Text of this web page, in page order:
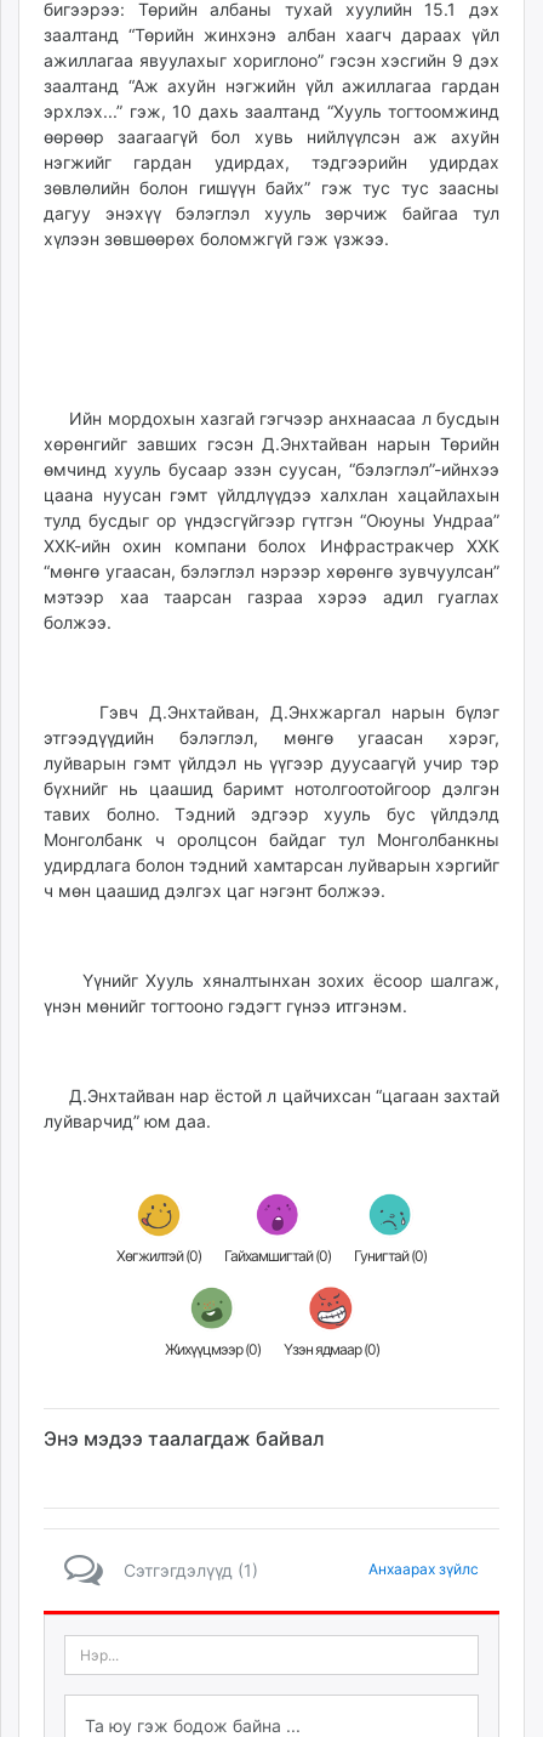
бигээрээ: Төрийн албаны тухай хуулийн 15.1 дэх
заалтанд “Төрийн жинхэнэ албан хаагч дараах үйл
ажиллагаа явуулахыг хориглоно” гэсэн хэсгийн 9 дэх
заалтанд “Аж ахуйн нэгжийн үйл ажиллагаа гардан
эрхлэх...” гэж, 10 дахь заалтанд “Хууль тогтоомжинд
өөрөөр заагаагүй бол хувь нийлүүлсэн аж ахуйн
нэгжийг гардан удирдах, тэдгээрийн удирдах
зөвлөлийн болон гишүүн байх” гэж тус тус заасны
дагуу энэхүү бэлэглэл хууль зөрчиж байгаа тул
хүлээн зөвшөөрөх боломжгүй гэж үзжээ.
Ийн мордохын хазгай гэгчээр анхнаасаа л бусдын
хөрөнгийг завших гэсэн Д.Энхтайван нарын Төрийн
өмчинд хууль бусаар эзэн суусан, “бэлэглэл”-ийнхээ
цаана нуусан гэмт үйлдлүүдээ халхлан хацайлахын
тулд бусдыг ор үндэсгүйгээр гүтгэн “Оюуны Ундраа”
ХХК-ийн охин компани болох Инфрастракчер ХХК
“мөнгө угаасан, бэлэглэл нэрээр хөрөнгө зувчуулсан”
мэтээр хаа таарсан газраа хэрээ адил гуаглах
болжээ.
Гэвч Д.Энхтайван, Д.Энхжаргал нарын бүлэг
этгээдүүдийн бэлэглэл, мөнгө угаасан хэрэг,
луйварын гэмт үйлдэл нь үүгээр дуусаагүй учир тэр
бүхнийг нь цаашид баримт нотолгоотойгоор дэлгэн
тавих болно. Тэдний эдгээр хууль бус үйлдэлд
Монголбанк ч оролцсон байдаг тул Монголбанкны
удирдлага болон тэдний хамтарсан луйварын хэргийг
ч мөн цаашид дэлгэх цаг нэгэнт болжээ.
Үүнийг Хууль хяналтынхан зохих ёсоор шалгаж,
үнэн мөнийг тогтооно гэдэгт гүнээ итгэнэм.
Д.Энхтайван нар ёстой л цайчихсан “цагаан захтай
луйварчид” юм даа.
Хөгжилтэй (0) Гайхамшигтай (0) Гунигтай (0)
Жихүүцмээр (0) Үзэн ядмаар (0)
Энэ мэдээ таалагдаж байвал
Сэтгэгдэлүүд (1) Анхаарах зүйлс